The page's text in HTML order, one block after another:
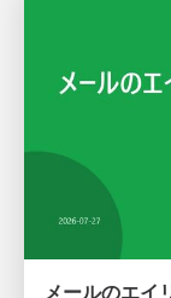
メールのエイ